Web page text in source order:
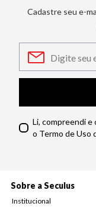
Cadastre seu e-
Li, compreendi e
o Termo de Uso
Sobre a Seculus
Institucional